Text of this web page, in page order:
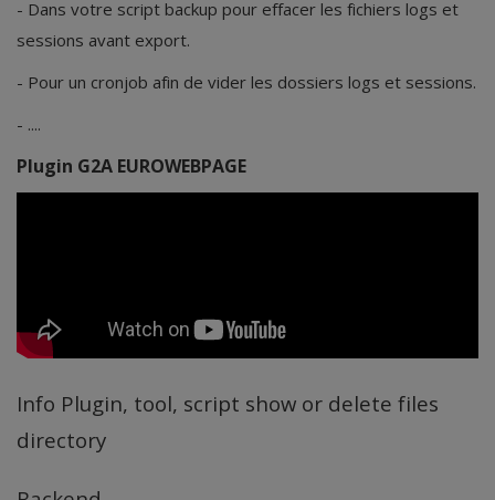
- Dans votre script backup pour effacer les fichiers logs et
sessions avant export.
- Pour un cronjob afin de vider les dossiers logs et sessions.
- ....
Plugin G2A EUROWEBPAGE
Info Plugin, tool, script show or delete files
directory